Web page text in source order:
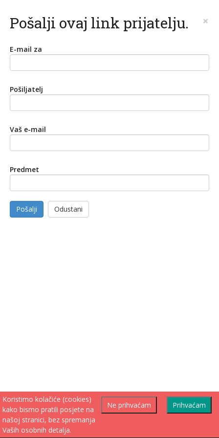
Pošalji ovaj link prijatelju. ×
E-mail za
Pošiljatelj
Vaš e-mail
Predmet
Pošalji Odustani
Prihvaćam
Ne prihvaćam
Koristimo kolačiće (cookies)
kako bismo pratili posjete na
našoj stranici, bez spremanja
Vaših osobnih detalja.